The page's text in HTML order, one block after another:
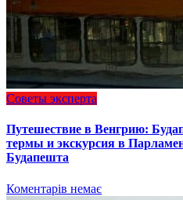
Советы эксперта
Путешествие в Венгрию:
термы и экскурсия в
Будапешта
Коментарів немає